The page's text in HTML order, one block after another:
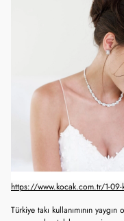
https://www.kocak.com.tr/1-
Türkiye takı kullanımının